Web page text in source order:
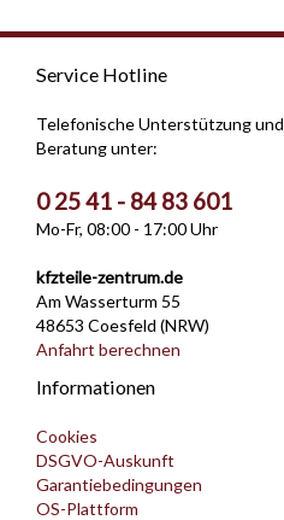
Service Hotline
Telefonische Unterstützung und
Beratung unter:
0 25 41 - 84 83 601
Mo-Fr, 08:00 - 17:00 Uhr
kfzteile-zentrum.de
Am Wasserturm 55
48653 Coesfeld (NRW)
Anfahrt berechnen
Informationen
Cookies
DSGVO-Auskunft
Garantiebedingungen
OS-Plattform